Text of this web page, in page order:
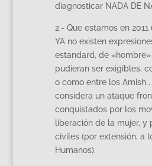
diagnosticar NADA DE
2.- Que estamos en
YA no existen
estandard, de
pudieran ser exigibles,
o como entre los
considera un ataque
conquistados por los
liberación de la mujer, y
civiles (por extensión, a
Humanos).